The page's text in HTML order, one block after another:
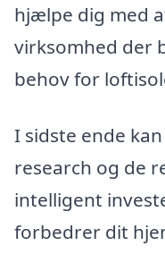
hjælpe dig med
virksomhed der
behov for
I sidste ende
research og de
intelligent
forbedrer dit